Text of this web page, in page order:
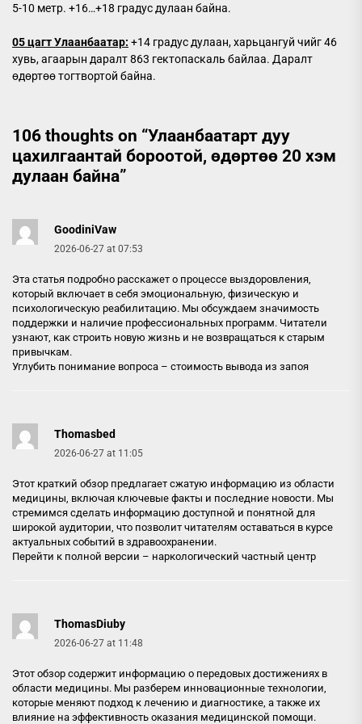
5-10 метр. +16…+18 градус дулаан байна.
05 цагт Улаанбаатар: +14 градус дулаан, харьцангуй чийг 46
хувь, агаарын даралт 863 гектопаскаль байлаа. Даралт
өдөртөө тогтвортой байна.
106 thoughts on “Улаанбаатарт дуу
цахилгаантай бороотой, өдөртөө 20 хэм
дулаан байна”
GoodiniVaw
2026-06-27 at 07:53
Эта статья подробно расскажет о процессе выздоровления,
который включает в себя эмоциональную, физическую и
психологическую реабилитацию. Мы обсуждаем значимость
поддержки и наличие профессиональных программ. Читатели
узнают, как строить новую жизнь и не возвращаться к старым
привычкам.
Углубить понимание вопроса – стоимость вывода из запоя
Thomasbed
2026-06-27 at 11:05
Этот краткий обзор предлагает сжатую информацию из области
медицины, включая ключевые факты и последние новости. Мы
стремимся сделать информацию доступной и понятной для
широкой аудитории, что позволит читателям оставаться в курсе
актуальных событий в здравоохранении.
Перейти к полной версии – наркологический частный центр
ThomasDiuby
2026-06-27 at 11:48
Этот обзор содержит информацию о передовых достижениях в
области медицины. Мы разберем инновационные технологии,
которые меняют подход к лечению и диагностике, а также их
влияние на эффективность оказания медицинской помощи.